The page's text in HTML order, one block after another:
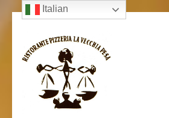
Italian